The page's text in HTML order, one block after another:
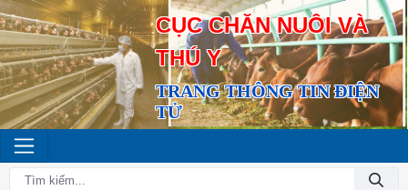
CỤC CHĂN NUÔI VÀ
THÚ Y
TRANG THÔNG TIN ĐIỆN
TỬ